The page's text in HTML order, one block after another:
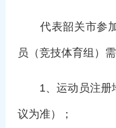
代表韶关市参加
员（竞技体育组）
1、运动员注册
议为准）；